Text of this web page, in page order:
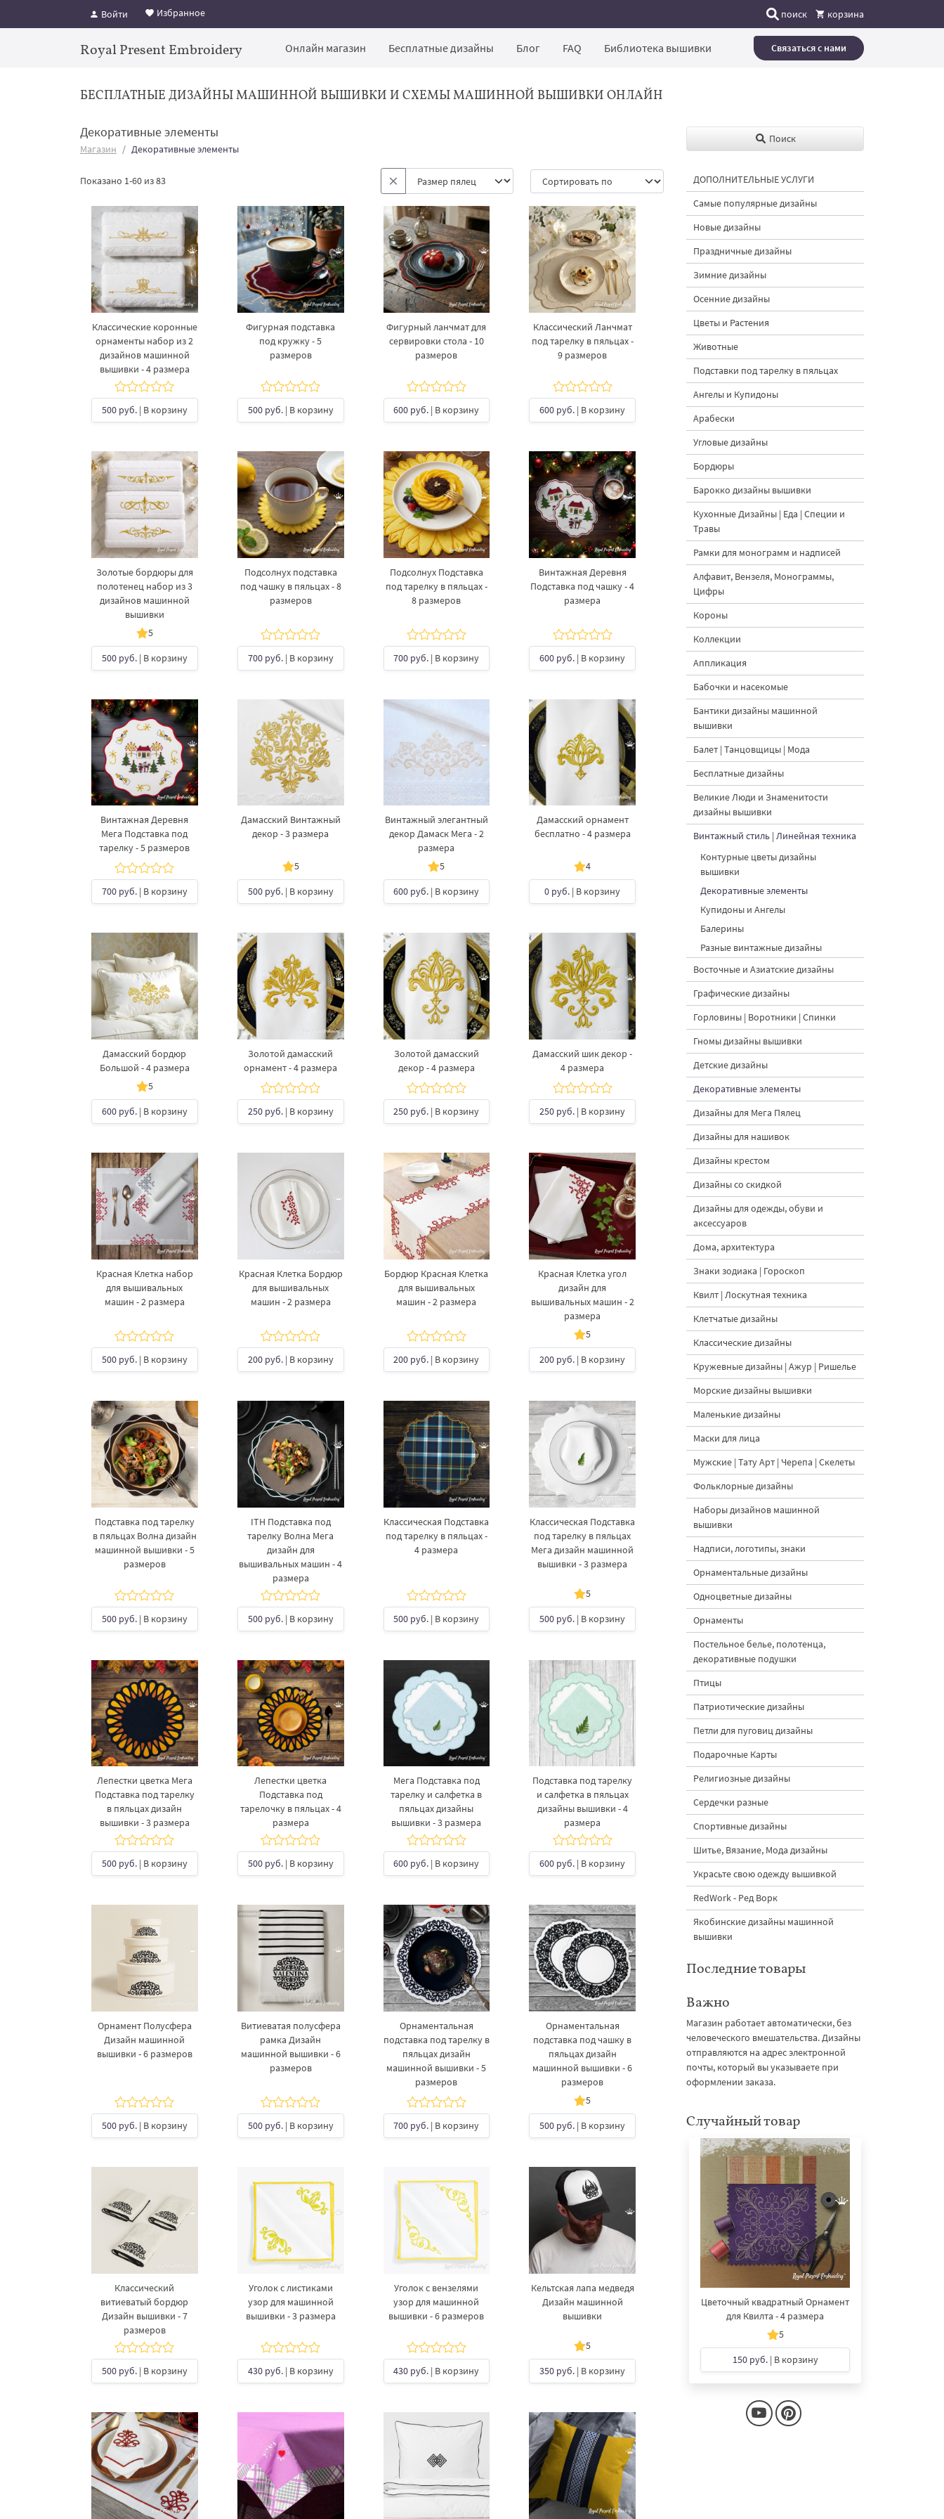
Войти Избранное поиск корзина
Royal Present Embroidery Онлайн магазин Бесплатные дизайны Блог FAQ Библиотека вышивки Связаться с нами
БЕСПЛАТНЫЕ ДИЗАЙНЫ МАШИННОЙ ВЫШИВКИ И СХЕМЫ МАШИННОЙ ВЫШИВКИ ОНЛАЙН
Декоративные элементы
Магазин Декоративные элементы
Показано 1-60 из 83
Классические коронные
орнаменты набор из 2
дизайнов машинной
вышивки - 4 размера
500 руб.| В корзину
Фигурная подставка
под кружку - 5
размеров
500 руб.| В корзину
Фигурный ланчмат для
сервировки стола - 10
размеров
600 руб. | В корзину
Классический Ланчмат
под тарелку в пяльцах -
9 размеров
600 руб. | В корзину
Золотые бордюры для
полотенец набор из 3
дизайнов машинной
вышивки
5
500 руб.| В корзину
Подсолнух подставка
под чашку в пяльцах - 8
размеров
700 руб.| В корзину
Подсолнух Подставка
под тарелку в пяльцах -
8 размеров
700 руб. | В корзину
Винтажная Деревня
Подставка под чашку​ - 4
размера
600 руб. | В корзину
Винтажная Деревня
Мега Подставка под
тарелку​ - 5 размеров
700 руб.| В корзину
Дамасский Винтажный
декор - 3 размера
5
500 руб.| В корзину
Винтажный элегантный
декор Дамаск Мега - 2
размера
5
600 руб. | В корзину
Дамасский орнамент
бесплатно - 4 размера
4
0 руб. | В корзину
Дамасский бордюр
Большой - 4 размера
5
600 руб.| В корзину
Золотой дамасский
орнамент - 4 размера
250 руб.| В корзину
Золотой дамасский
декор - 4 размера
250 руб. | В корзину
Дамасский шик декор -
4 размера
250 руб. | В корзину
Красная Клетка​ набор
для вышивальных
машин - 2 размера
500 руб.| В корзину
Красная Клетка​ Бордюр
для вышивальных
машин - 2 размера
200 руб.| В корзину
Бордюр Красная Клетка​
для вышивальных
машин - 2 размера
200 руб. | В корзину
Красная Клетка угол
дизайн для
вышивальных машин - 2
размера
5
200 руб. | В корзину
Подставка под тарелку
в пяльцах Волна дизайн
машинной вышивки - 5
размеров
500 руб.| В корзину
ITH Подставка под
тарелку Волна Мега
дизайн для
вышивальных машин - 4
размера
500 руб.| В корзину
Классическая Подставка
под тарелку в пяльцах -
4 размера
500 руб. | В корзину
Классическая Подставка
под тарелку в пяльцах
Мега дизайн машинной
вышивки - 3 размера
5
500 руб. | В корзину
Лепестки цветка Мега
Подставка под тарелку
в пяльцах дизайн
вышивки - 3 размера
500 руб.| В корзину
Лепестки цветка
Подставка под
тарелочку в пяльцах - 4
размера
500 руб.| В корзину
Мега Подставка под
тарелку​ и салфетка в
пяльцах дизайны
вышивки - 3 размера
600 руб. | В корзину
Подставка под тарелку​
и салфетка в пяльцах
дизайны вышивки - 4
размера
600 руб. | В корзину
Орнамент Полусфера
Дизайн машинной
вышивки - 6 размеров
500 руб.| В корзину
Витиеватая полусфера
рамка Дизайн
машинной вышивки - 6
размеров
500 руб.| В корзину
Орнаментальная
подставка под тарелку​ в
пяльцах дизайн
машинной вышивки - 5
размеров
700 руб. | В корзину
Орнаментальная
подставка под чашку​ в
пяльцах дизайн
машинной вышивки - 6
размеров
5
500 руб. | В корзину
Классический
витиеватый бордюр
Дизайн вышивки - 7
размеров
500 руб.| В корзину
Уголок с листиками
узор для машинной
вышивки - 3 размера
430 руб.| В корзину
Уголок с вензелями
узор для машинной
вышивки - 6 размеров
430 руб. | В корзину
Кельтская лапа медведя​
Дизайн машинной
вышивки
5
350 руб. | В корзину
Поиск
ДОПОЛНИТЕЛЬНЫЕ УСЛУГИ
Самые популярные дизайны
Новые дизайны
Праздничные дизайны
Зимние дизайны
Осенние дизайны
Цветы и Растения
Животные
Подставки под тарелку в пяльцах
Ангелы и Купидоны
Арабески
Угловые дизайны
Бордюры
Барокко дизайны вышивки
Кухонные Дизайны | Еда | Специи и
Травы
Рамки для монограмм и надписей
Алфавит, Вензеля, Монограммы,
Цифры
Короны
Коллекции
Аппликация
Бабочки и насекомые
Бантики дизайны машинной
вышивки
Балет | Танцовщицы | Мода
Бесплатные дизайны
Великие Люди и Знаменитости
дизайны вышивки
Винтажный стиль | Линейная техника
Контурные цветы дизайны
вышивки
Декоративные элементы
Купидоны и Ангелы
Балерины
Разные винтажные дизайны
Восточные и Азиатские дизайны
Графические дизайны
Горловины | Воротники | Спинки
Гномы дизайны вышивки
Детские дизайны
Декоративные элементы
Дизайны для Мега Пялец
Дизайны для нашивок
Дизайны крестом
Дизайны со скидкой
Дизайны для одежды, обуви и
аксессуаров
Дома, архитектура
Знаки зодиака | Гороскоп
Квилт | Лоскутная техника
Клетчатые дизайны
Классические дизайны
Кружевные дизайны | Ажур | Ришелье
Морские дизайны вышивки
Маленькие дизайны
Маски для лица
Мужские | Тату Арт | Черепа | Скелеты
Фольклорные дизайны
Наборы дизайнов машинной
вышивки
Надписи, логотипы, знаки
Орнаментальные дизайны
Одноцветные дизайны
Орнаменты
Постельное белье, полотенца,
декоративные подушки
Птицы
Патриотические дизайны
Петли для пуговиц дизайны
Подарочные Карты
Религиозные дизайны
Сердечки разные
Спортивные дизайны
Шитье, Вязание, Мода дизайны
Украсьте свою одежду вышивкой
RedWork - Ред Ворк
Якобинские дизайны машинной
вышивки
Последние товары
Важно
Магазин работает автоматически, без
человеческого вмешательства. Дизайны
отправляются на адрес электронной
почты, который вы указываете при
оформлении заказа.
Случайный товар
Цветочный квадратный Орнамент
для Квилта - 4 размера
5
150 руб.| В корзину